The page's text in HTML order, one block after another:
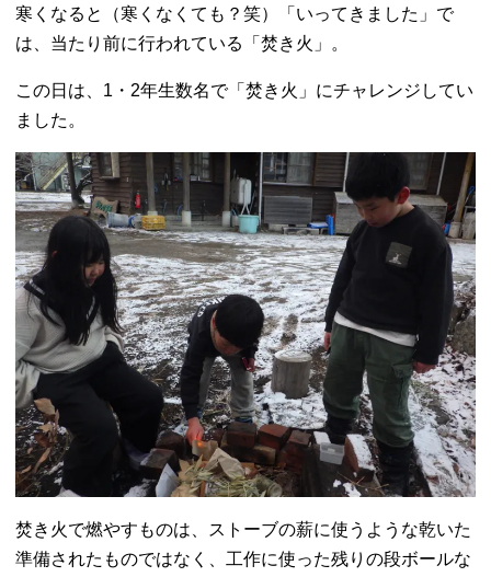
寒くなると（寒くなくても？笑）「いってきました」で
は、当たり前に行われている「焚き火」。
この日は、1・2年生数名で「焚き火」にチャレンジしてい
ました。
焚き火で燃やすものは、ストーブの薪に使うような乾いた
準備されたものではなく、工作に使った残りの段ボールな